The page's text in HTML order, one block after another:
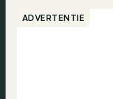
ADVERTENTIE